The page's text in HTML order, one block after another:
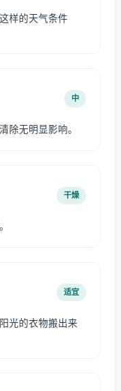
样的天气条件
中
除无明显影响。
干燥
适宜
光的衣物搬出来